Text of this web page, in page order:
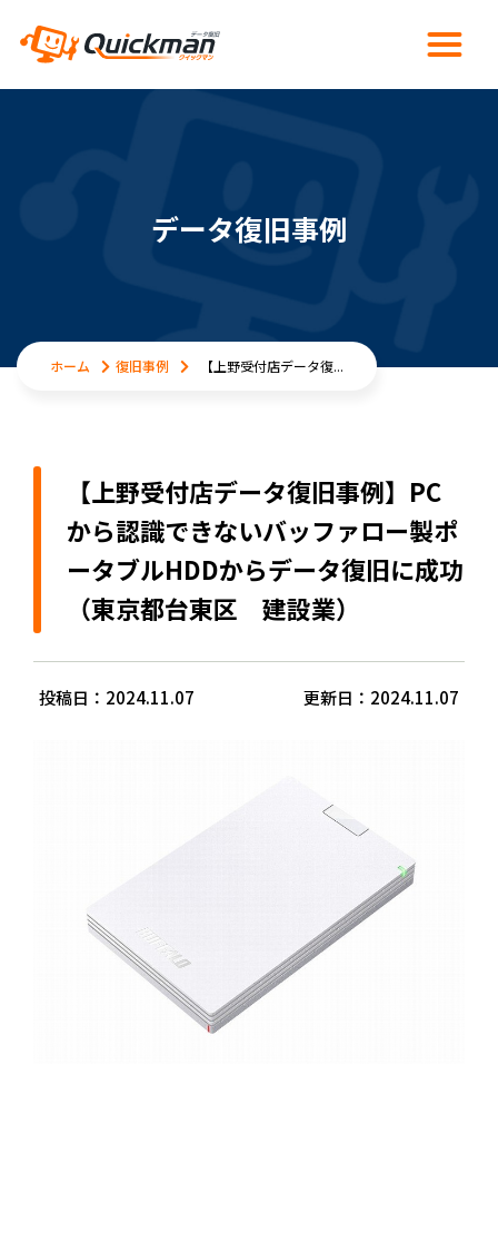
データ復旧事例
ホーム 復旧事例 【上野受付店データ復...
【上野受付店データ復旧事例】PC
から認識できないバッファロー製ポ
ータブルHDDからデータ復旧に成功
（東京都台東区 建設業）
投稿日：2024.11.07 更新日：2024.11.07